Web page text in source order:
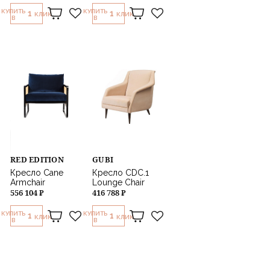
КУПИТЬ
В
1 КЛИК
КУПИТЬ
В
1 КЛИК
RED EDITION
Кресло Cane
Armchair
556 104 ₽
КУПИТЬ
В
1 КЛИК
GUBI
Кресло CDC.1
Lounge Chair
416 788 ₽
КУПИТЬ
В
1 КЛИК